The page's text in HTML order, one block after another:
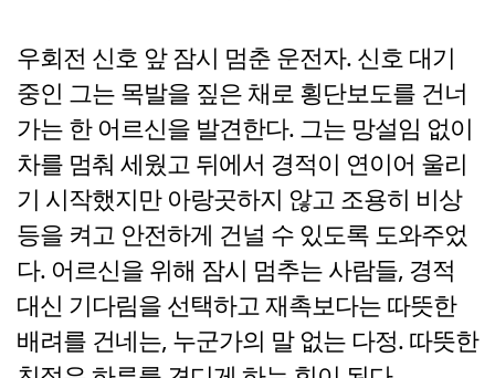
우회전 신호 앞 잠시 멈춘 운전자. 신호 대기
중인 그는 목발을 짚은 채로 횡단보도를 건너
가는 한 어르신을 발견한다. 그는 망설임 없이
차를 멈춰 세웠고 뒤에서 경적이 연이어 울리
기 시작했지만 아랑곳하지 않고 조용히 비상
등을 켜고 안전하게 건널 수 있도록 도와주었
다. 어르신을 위해 잠시 멈추는 사람들, 경적
대신 기다림을 선택하고 재촉보다는 따뜻한
배려를 건네는, 누군가의 말 없는 다정. 따뜻한